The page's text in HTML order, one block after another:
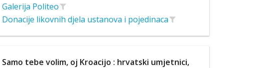
Galerija Politeo
Donacije likovnih djela ustanova i pojedinaca
Samo tebe volim, oj Kroacijo : hrvatski umjetnici,